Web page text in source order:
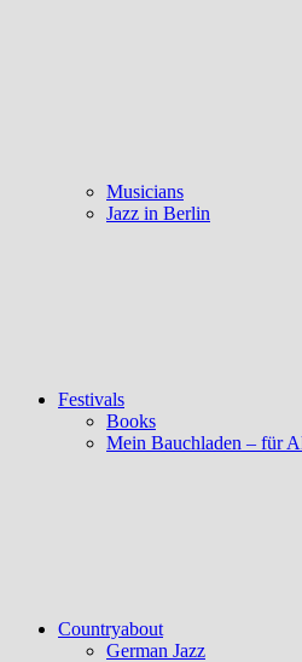
Musicians
Jazz in Berlin
Festivals
Books
Mein Bauchladen – für
Countryabout
German Jazz